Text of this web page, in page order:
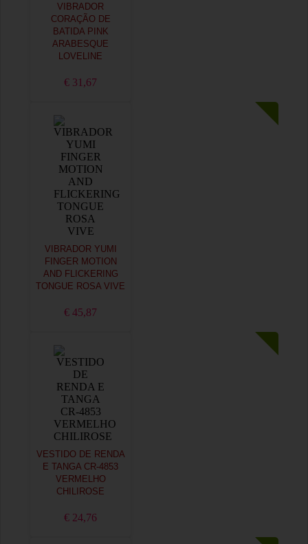
VIBRADOR
CORAÇÃO DE
BATIDA PINK
ARABESQUE
LOVELINE
€ 31,67
VIBRADOR YUMI
FINGER MOTION
AND FLICKERING
TONGUE ROSA VIVE
€ 45,87
VESTIDO DE RENDA
E TANGA CR-4853
VERMELHO
CHILIROSE
€ 24,76